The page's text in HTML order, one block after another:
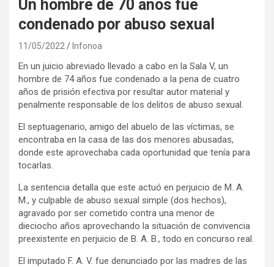
Un hombre de 70 años fue
condenado por abuso sexual
11/05/2022 Infonoa
En un juicio abreviado llevado a cabo en la Sala V, un
hombre de 74 años fue condenado a la pena de cuatro
años de prisión efectiva por resultar autor material y
penalmente responsable de los delitos de abuso sexual.
El septuagenario, amigo del abuelo de las víctimas, se
encontraba en la casa de las dos menores abusadas,
donde este aprovechaba cada oportunidad que tenía para
tocarlas.
La sentencia detalla que este actuó en perjuicio de M. A.
M., y culpable de abuso sexual simple (dos hechos),
agravado por ser cometido contra una menor de
dieciocho años aprovechando la situación de convivencia
preexistente en perjuicio de B. A. B., todo en concurso real.
El imputado F. A. V. fue denunciado por las madres de las